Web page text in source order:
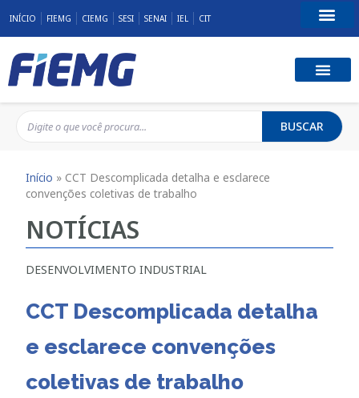
INÍCIO FIEMG CIEMG SESI SENAI IEL CIT
BUSCAR
Início » CCT Descomplicada detalha e esclarece
convenções coletivas de trabalho
NOTÍCIAS
DESENVOLVIMENTO INDUSTRIAL
CCT Descomplicada detalha
e esclarece convenções
coletivas de trabalho